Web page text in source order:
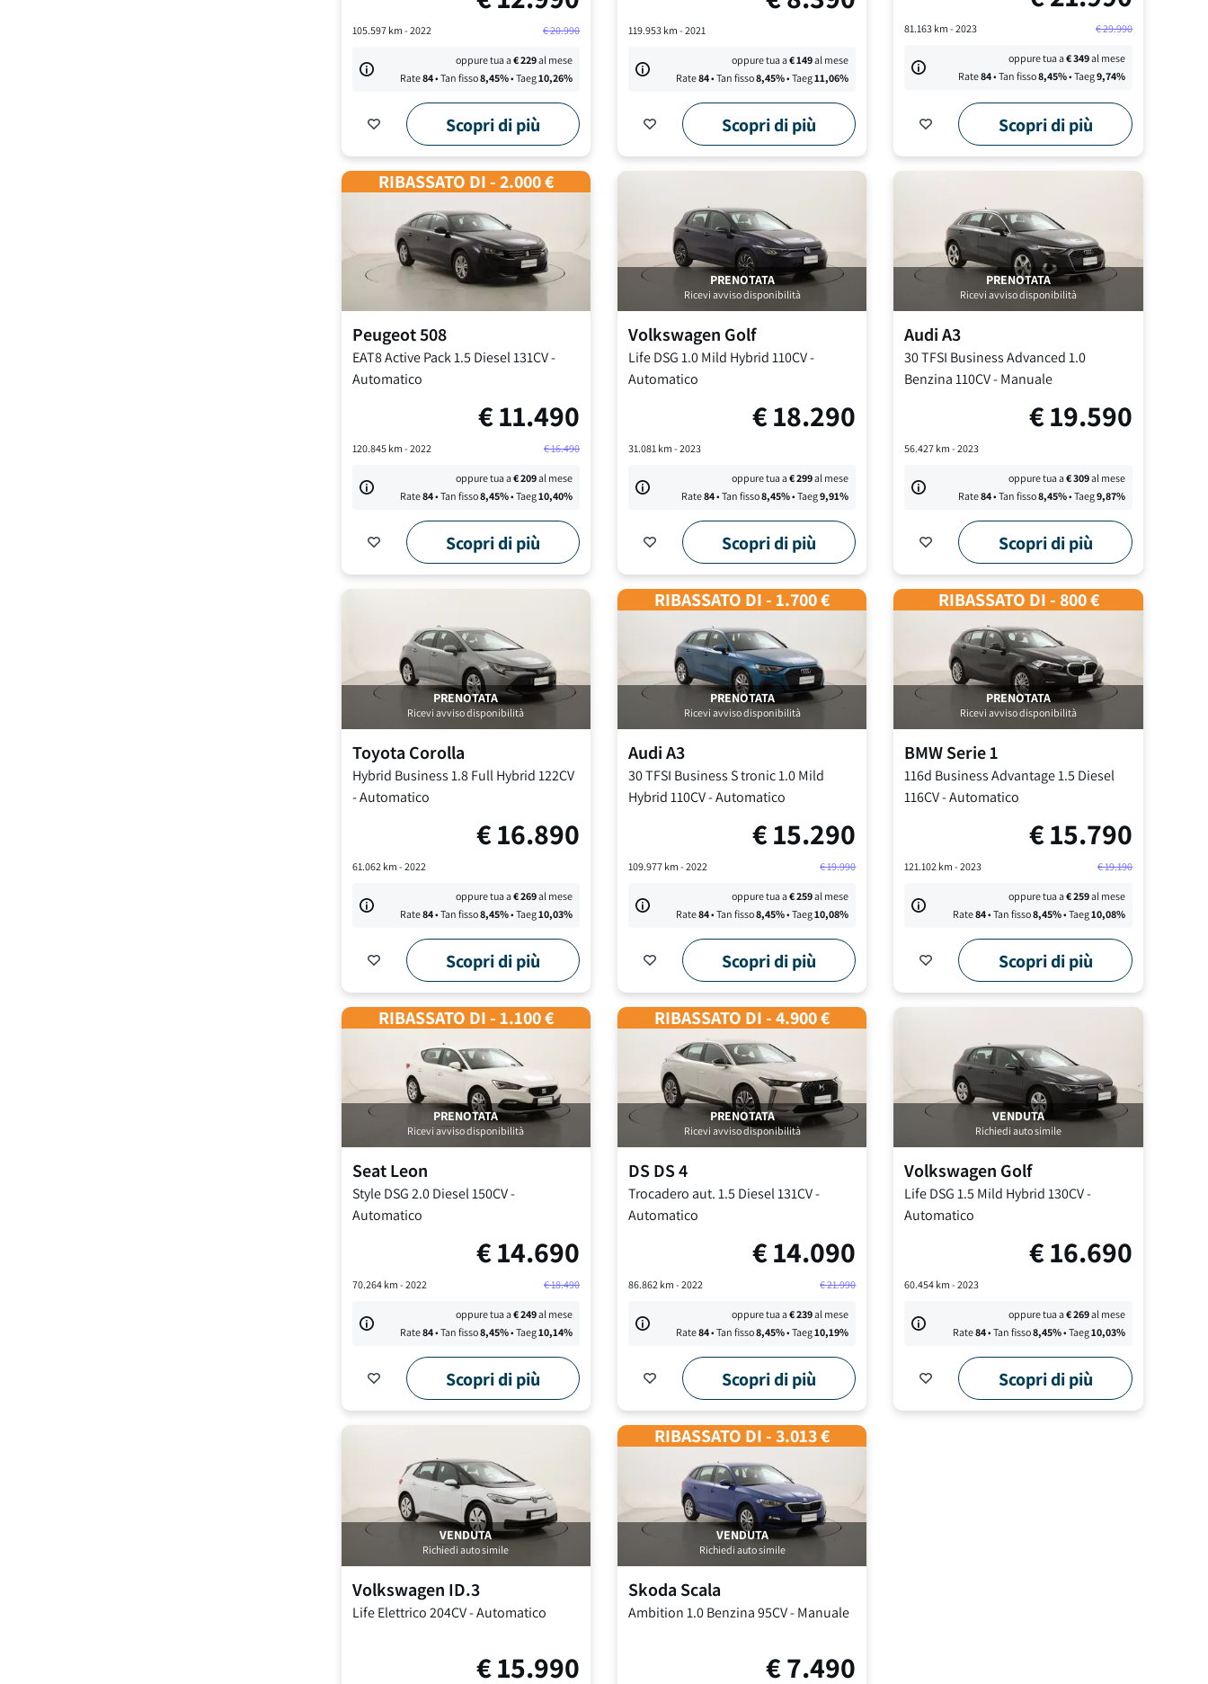
105.597km - 2022 €20.990
oppure tua a€229al mese
Rate84• Tan fisso8,45%• Taeg10,26%
Scopri di più
119.953km - 2021
oppure tua a€149al mese
Rate84• Tan fisso8,45%• Taeg11,06%
Scopri di più
81.163 km -2023 €29.990
oppure tua a€349al mese
Rate84• Tan fisso8,45%• Taeg9,74%
Scopri di più
RIBASSATO DI - 2.000 €
Peugeot508
EAT8 Active Pack1.5 Diesel 131CV-
Automatico
€11.490
120.845km - 2022 €16.490
oppure tua a€209al mese
Rate84• Tan fisso8,45%• Taeg10,40%
Scopri di più
PRENOTATA
Ricevi avviso disponibilità
Volkswagen Golf
Life DSG1.0 Mild Hybrid 110CV-
Automatico
€18.290
31.081km - 2023
oppure tua a€299al mese
Rate84• Tan fisso8,45%• Taeg9,91%
Scopri di più
PRENOTATA
Ricevi avviso disponibilità
Audi A3
30 TFSI Business Advanced 1.0
Benzina 110CV-Manuale
€19.590
56.427 km -2023
oppure tua a€309al mese
Rate84• Tan fisso8,45%• Taeg9,87%
Scopri di più
PRENOTATA
Ricevi avviso disponibilità
Toyota Corolla
Hybrid Business1.8 Full Hybrid 122CV
-Automatico
€16.890
61.062km - 2022
oppure tua a€269al mese
Rate84• Tan fisso8,45%• Taeg10,03%
Scopri di più
PRENOTATA
Ricevi avviso disponibilità
RIBASSATO DI - 1.700 €
AudiA3
30 TFSI Business S tronic1.0 Mild
Hybrid 110CV-Automatico
€15.290
109.977km - 2022 €19.990
oppure tua a€259al mese
Rate84• Tan fisso8,45%• Taeg10,08%
Scopri di più
PRENOTATA
Ricevi avviso disponibilità
RIBASSATO DI - 800 €
BMWSerie 1
116d Business Advantage1.5 Diesel
116CV-Automatico
€15.790
121.102 km -2023 €19.190
oppure tua a€259al mese
Rate84• Tan fisso8,45%• Taeg10,08%
Scopri di più
PRENOTATA
Ricevi avviso disponibilità
RIBASSATO DI - 1.100 €
Seat Leon
Style DSG2.0 Diesel 150CV-
Automatico
€14.690
70.264km - 2022 €18.490
oppure tua a€249al mese
Rate84• Tan fisso8,45%• Taeg10,14%
Scopri di più
PRENOTATA
Ricevi avviso disponibilità
RIBASSATO DI - 4.900 €
DSDS 4
Trocadero aut.1.5 Diesel 131CV-
Automatico
€14.090
86.862km - 2022 €21.990
oppure tua a€239al mese
Rate84• Tan fisso8,45%• Taeg10,19%
Scopri di più
VENDUTA
Richiedi auto simile
Volkswagen Golf
Life DSG 1.5 Mild Hybrid 130CV-
Automatico
€16.690
60.454 km -2023
oppure tua a€269al mese
Rate84• Tan fisso8,45%• Taeg10,03%
Scopri di più
VENDUTA
Richiedi auto simile
Volkswagen ID.3
Life Elettrico 204CV-Automatico
€15.990
VENDUTA
Richiedi auto simile
RIBASSATO DI - 3.013 €
Skoda Scala
Ambition1.0 Benzina 95CV-Manuale
€7.490